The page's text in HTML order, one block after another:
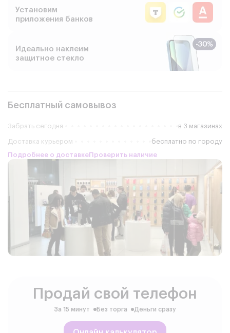
Установим
приложения банков
Идеально наклеим
защитное стекло
Бесплатный самовывоз
Забрать сегодня в 3 магазинах
Доставка курьером
бесплатно по городу
Подробнее о доставкеПроверить наличие
Продай свой телефон
За 15 минут Без торга Деньги сразу